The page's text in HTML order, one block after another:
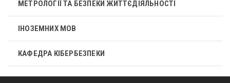
МЕТРОЛОГІЇ ТА БЕЗПЕКИ ЖИТТЄДІЯЛЬНОСТІ
ІНОЗЕМНИХ МОВ
КАФЕДРА КІБЕРБЕЗПЕКИ